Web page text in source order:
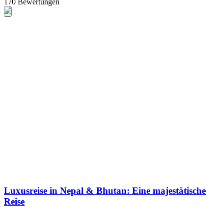
170 Bewertungen
Luxusreise in Nepal & Bhutan: Eine majestätische
Reise